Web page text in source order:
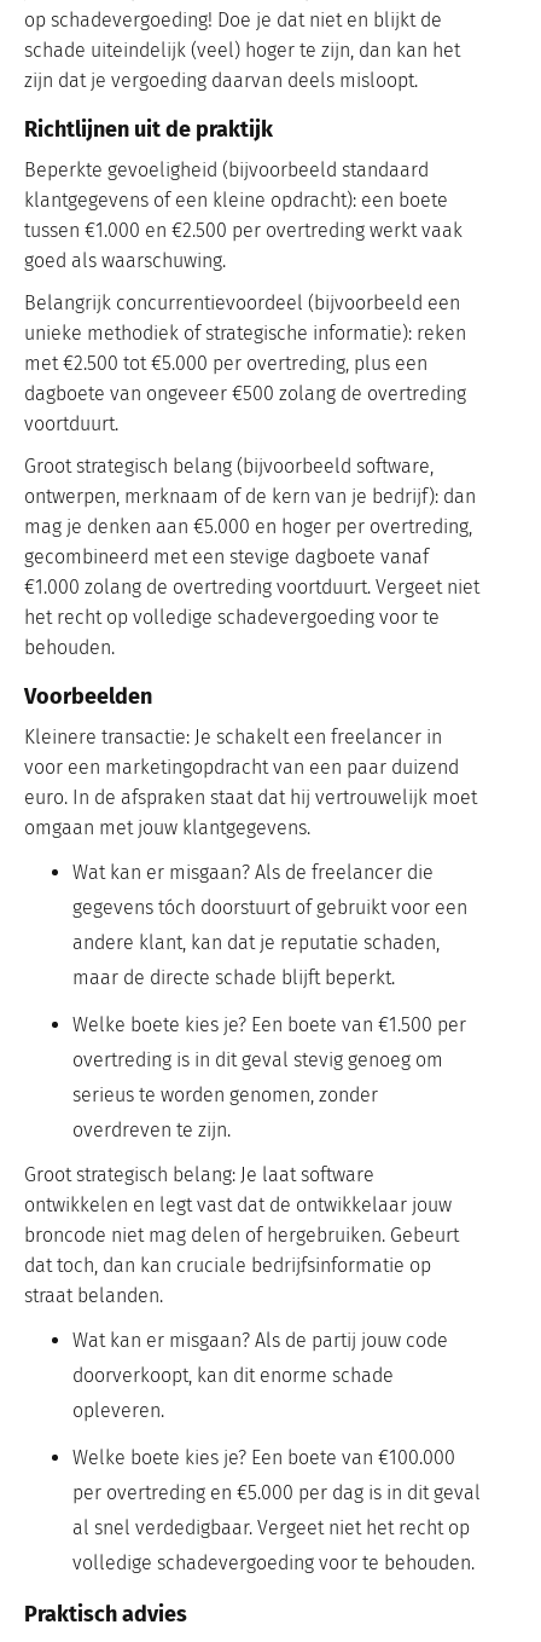
op schadevergoeding! Doe je dat niet en blijkt de
schade uiteindelijk (veel) hoger te zijn, dan kan het
zijn dat je vergoeding daarvan deels misloopt.
Richtlijnen uit de praktijk
Beperkte gevoeligheid (bijvoorbeeld standaard
klantgegevens of een kleine opdracht): een boete
tussen €1.000 en €2.500 per overtreding werkt vaak
goed als waarschuwing.
Belangrijk concurrentievoordeel (bijvoorbeeld een
unieke methodiek of strategische informatie): reken
met €2.500 tot €5.000 per overtreding, plus een
dagboete van ongeveer €500 zolang de overtreding
voortduurt.
Groot strategisch belang (bijvoorbeeld software,
ontwerpen, merknaam of de kern van je bedrijf): dan
mag je denken aan €5.000 en hoger per overtreding,
gecombineerd met een stevige dagboete vanaf
€1.000 zolang de overtreding voortduurt. Vergeet niet
het recht op volledige schadevergoeding voor te
behouden.
Voorbeelden
Kleinere transactie: Je schakelt een freelancer in
voor een marketingopdracht van een paar duizend
euro. In de afspraken staat dat hij vertrouwelijk moet
omgaan met jouw klantgegevens.
Wat kan er misgaan? Als de freelancer die
gegevens tóch doorstuurt of gebruikt voor een
andere klant, kan dat je reputatie schaden,
maar de directe schade blijft beperkt.
Welke boete kies je? Een boete van €1.500 per
overtreding is in dit geval stevig genoeg om
serieus te worden genomen, zonder
overdreven te zijn.
Groot strategisch belang: Je laat software
ontwikkelen en legt vast dat de ontwikkelaar jouw
broncode niet mag delen of hergebruiken. Gebeurt
dat toch, dan kan cruciale bedrijfsinformatie op
straat belanden.
Wat kan er misgaan? Als de partij jouw code
doorverkoopt, kan dit enorme schade
opleveren.
Welke boete kies je? Een boete van €100.000
per overtreding en €5.000 per dag is in dit geval
al snel verdedigbaar. Vergeet niet het recht op
volledige schadevergoeding voor te behouden.
Praktisch advies